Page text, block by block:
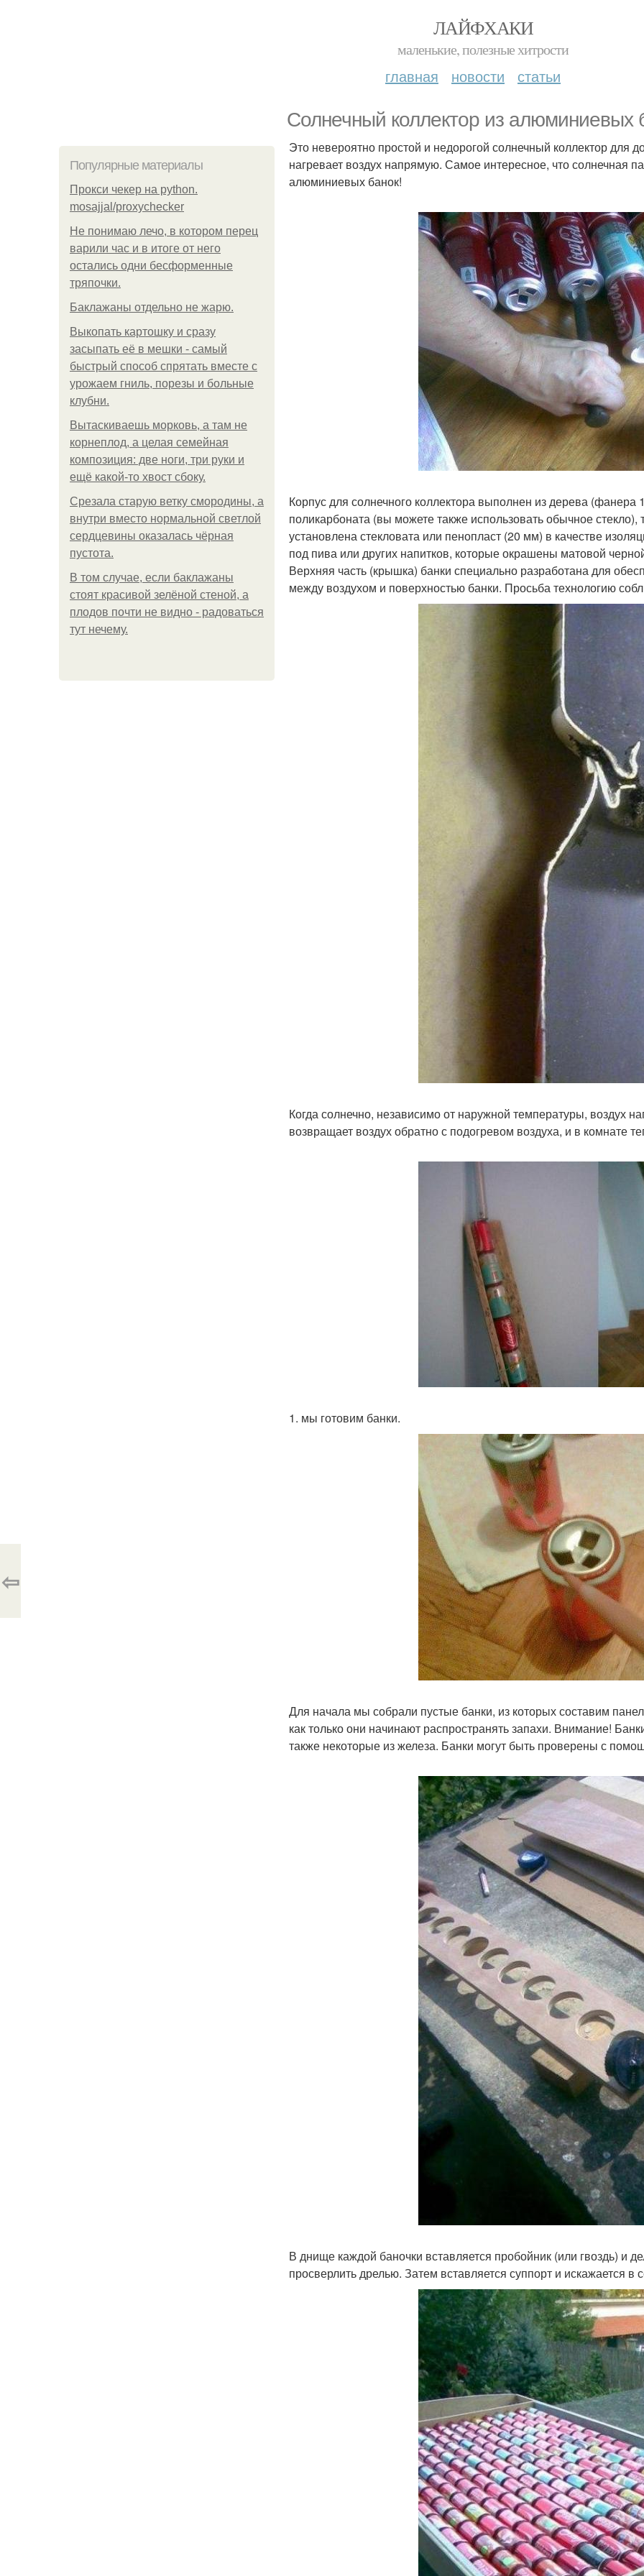
ЛАЙФХАКИ
маленькие, полезные хитрости
главная новости статьи
Солнечный коллектор из алюминиевых
Популярные материалы
Прокси чекер на python.
mosajjal/proxychecker
Не понимаю лечо, в котором перец
варили час и в итоге от него
остались одни бесформенные
тряпочки.
Баклажаны отдельно не жарю.
Выкопать картошку и сразу
засыпать её в мешки - самый
быстрый способ спрятать вместе с
урожаем гниль, порезы и больные
клубни.
Вытаскиваешь морковь, а там не
корнеплод, а целая семейная
композиция: две ноги, три руки и
ещё какой-то хвост сбоку.
Срезала старую ветку смородины, а
внутри вместо нормальной светлой
сердцевины оказалась чёрная
пустота.
В том случае, если баклажаны
стоят красивой зелёной стеной, а
плодов почти не видно - радоваться
тут нечему.
Это невероятно простой и недорогой солнечный коллектор для
нагревает воздух напрямую. Самое интересное, что солнечная
алюминиевых банок!
Корпус для солнечного коллектора выполнен из дерева (фанера
поликарбоната (вы можете также использовать обычное
установлена стекловата или пенопласт (20 мм) в качестве
под пива или других напитков, которые окрашены матовой
Верхняя часть (крышка) банки специально разработана для
между воздухом и поверхностью банки. Просьба технологию
Когда солнечно, независимо от наружной температуры, воздух
возвращает воздух обратно с подогревом воздуха, и в комнате
1. мы готовим банки.
Для начала мы собрали пустые банки, из которых составим
как только они начинают распространять запахи. Внимание!
также некоторые из железа. Банки могут быть проверены с
В днище каждой баночки вставляется пробойник (или гвоздь) и
просверлить дрелью. Затем вставляется суппорт и искажается в
⇦